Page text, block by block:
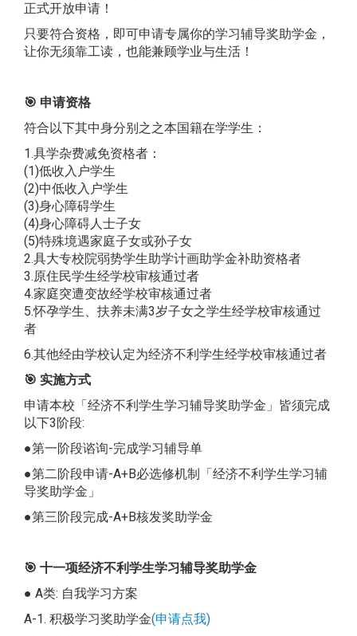
正式开放申请！
只要符合资格，即可申请专属你的学习辅导奖助学金，
让你无须靠工读，也能兼顾学业与生活！
🎯 申请资格
符合以下其中身分别之之本国籍在学学生：
1.具学杂费减免资格者：
​(1)低收入户学生
​(2)中低收入户学生
​(3)身心障碍学生
​(4)身心障碍人士子女
​(5)特殊境遇家庭子女或孙子女
2.具大专校院弱势学生助学计画助学金补助资格者
3.原住民学生经学校审核通过者
4.家庭突遭变故经学校审核通过者
5.怀孕学生、扶养未满3岁子女之学生经学校审核通过
者
6.其他经由学校认定为经济不利学生经学校审核通过者
🎯 实施方式
申请本校「经济不利学生学习辅导奖助学金」皆须完成
以下3阶段:
●第一阶段谘询-完成学习辅导单
●第二阶段申请-A+B必选修机制「经济不利学生学习辅
导奖助学金」
●第三阶段完成-A+B核发奖助学金
🎯 十一项经济不利学生学习辅导奖助学金
● A类: 自我学习方案
A-1. 积极学习奖助学金(申请点我)